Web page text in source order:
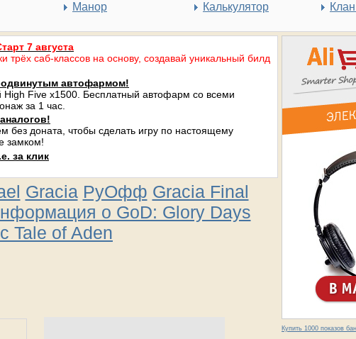
Манор
Калькулятор
Купить 1000 показов
7 августа
саб-классов на основу, создавай уникальный билд
автофармом!
Five x1500. Бесплатный автофарм со всеми
за 1 час.
без доната, чтобы сделать игру по настоящему
замком!
за клик
Gracia РуОфф Gracia Final
о GoD: Glory Days
Tale of Aden